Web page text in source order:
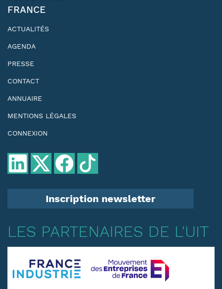
FRANCE
ACTUALITÉS
AGENDA
PRESSE
CONTACT
ANNUAIRE
MENTIONS LÉGALES
CONNEXION
Inscription newsletter
LES PARTENAIRES DE L'UIT